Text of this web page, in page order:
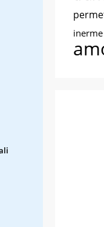
inerme